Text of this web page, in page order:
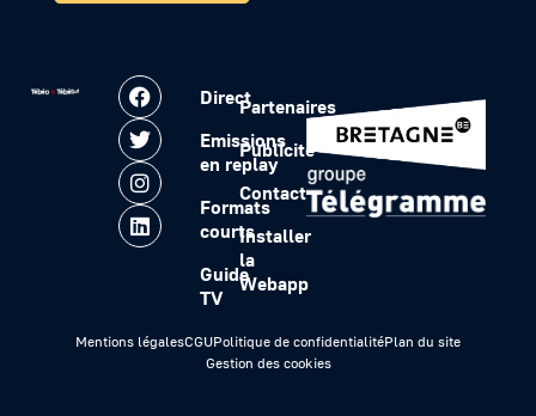
Direct
Emissions
en replay
Formats
courts
Guide
TV
Partenaires
Publicité
Contact
Installer
la
Webapp
Mentions légalesCGUPolitique de confidentialitéPlan du site
Gestion des cookies